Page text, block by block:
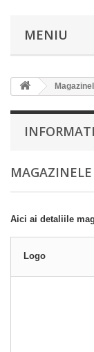
MENIU
Aici ai detaliile
Logo